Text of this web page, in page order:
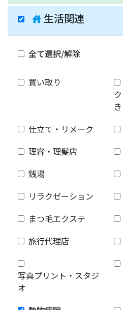
house 生活関連
全て選択/解除
買い取り
き
仕立て・リメーク
理容・理髪店
銭湯
リラクゼーション
まつ毛エクステ
旅行代理店
写真プリント・スタジ
オ